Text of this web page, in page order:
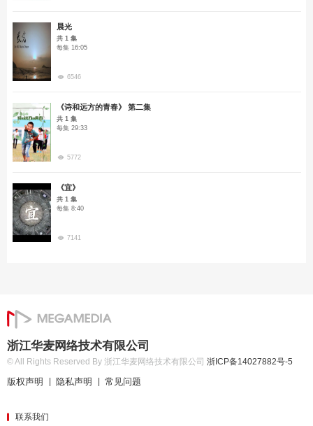
晨光
共 1 集
每集 16:05
6546
《诗和远方的青春》 第二集
共 1 集
每集 29:33
5772
《宜》
共 1 集
每集 8:40
7141
浙江华麦网络技术有限公司
© All Rights Reserved By 浙江华麦网络技术有限公司 浙ICP备14027882号-5
版权声明 隐私声明 常见问题
联系我们